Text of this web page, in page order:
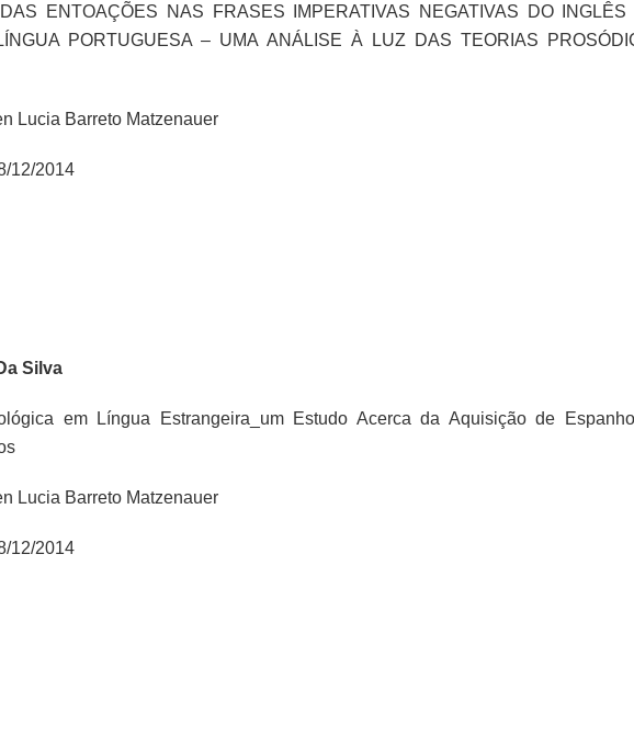
ENTOAÇÕES NAS FRASES IMPERATIVAS NEGATIVAS DO INGLÊS
PORTUGUESA – UMA ANÁLISE À LUZ DAS TEORIAS
Lucia Barreto Matzenauer
12/2014
Silva
em Língua Estrangeira_um Estudo Acerca da Aquisição de
Lucia Barreto Matzenauer
12/2014